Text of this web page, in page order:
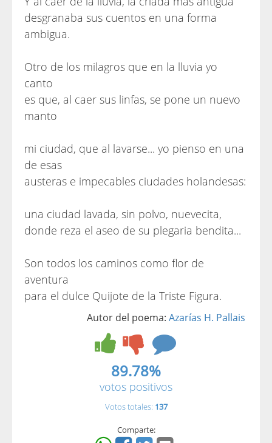
desgranaba sus cuentos en una forma
ambigua.
Otro de los milagros que en la lluvia yo
canto
es que, al caer sus linfas, se pone un nuevo
manto
mi ciudad, que al lavarse... yo pienso en una
de esas
austeras e impecables ciudades holandesas:
una ciudad lavada, sin polvo, nuevecita,
donde reza el aseo de su plegaria bendita...
Son todos los caminos como flor de
aventura
para el dulce Quijote de la Triste Figura.
Autor del poema: Azarías H. Pallais
89.78%
votos positivos
Votos totales: 137
Comparte: